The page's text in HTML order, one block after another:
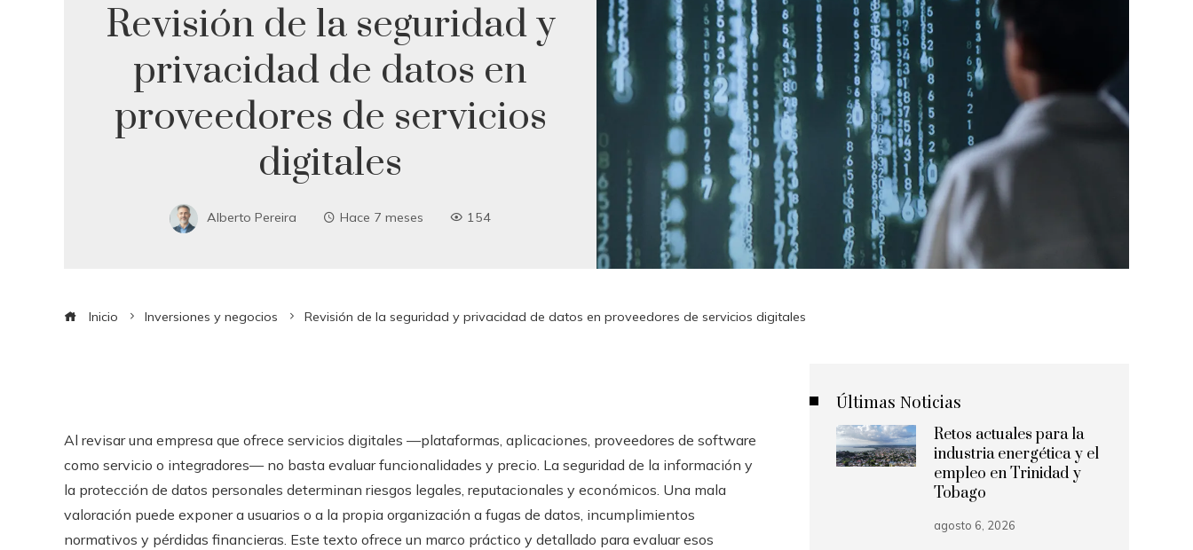
Revisión de la seguridad y
privacidad de datos en
proveedores de servicios
digitales
Alberto Pereira Hace 7 meses 154
Inicio Inversiones y negocios Revisión de la seguridad y privacidad de datos en proveedores de servicios digitales
Al revisar una empresa que ofrece servicios digitales —plataformas, aplicaciones, proveedores de software
como servicio o integradores— no basta evaluar funcionalidades y precio. La seguridad de la información y
la protección de datos personales determinan riesgos legales, reputacionales y económicos. Una mala
valoración puede exponer a usuarios o a la propia organización a fugas de datos, incumplimientos
normativos y pérdidas financieras. Este texto ofrece un marco práctico y detallado para evaluar esos
Últimas Noticias
Retos actuales para la
industria energética y el
empleo en Trinidad y
Tobago
agosto 6, 2026